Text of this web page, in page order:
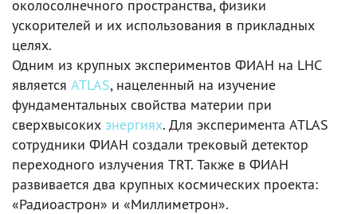
околосолнечного пространства, физики
ускорителей и их использования в прикладных
целях.
Одним из крупных экспериментов ФИАН на LHC
является ATLAS, нацеленный на изучение
фундаментальных свойства материи при
сверхвысоких энергиях. Для эксперимента ATLAS
сотрудники ФИАН создали трековый детектор
переходного излучения TRT. Также в ФИАН
развивается два крупных космических проекта:
«Радиоастрон» и «Миллиметрон».